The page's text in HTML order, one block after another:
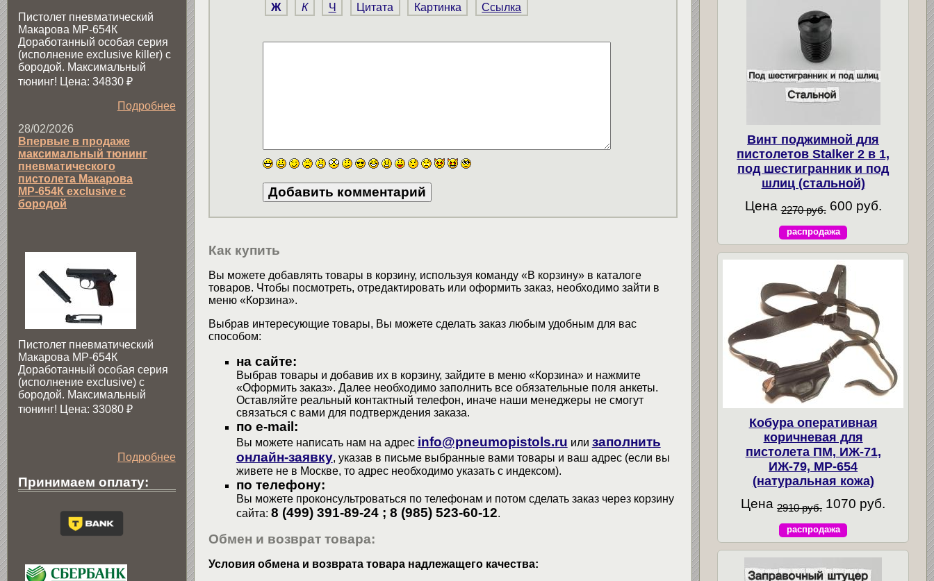
Ж К Ч Цитата Картинка Ссылка
Как купить
Вы можете добавлять товары в корзину, используя команду «В корзину» в каталоге
товаров. Чтобы посмотреть, отредактировать или оформить заказ, необходимо зайти в
меню «Корзина».
Выбрав интересующие товары, Вы можете сделать заказ любым удобным для вас
способом:
на сайте:
Выбрав товары и добавив их в корзину, зайдите в меню «Корзина» и нажмите
«Оформить заказ». Далее необходимо заполнить все обязательные поля анкеты.
Оставляйте реальный контактный телефон, иначе наши менеджеры не смогут
связаться с вами для подтверждения заказа.
по e-mail:
Вы можете написать нам на адрес info@pneumopistols.ru или заполнить
онлайн-заявку, указав в письме выбранные вами товары и ваш адрес (если вы
живете не в Москве, то адрес необходимо указать с индексом).
по телефону:
Вы можете проконсультроваться по телефонам и потом сделать заказ через корзину
сайта: 8 (499) 391-89-24 ; 8 (985) 523-60-12.
Обмен и возврат товара:
Условия обмена и возврата товара надлежащего качества:
Пистолет пневматический
Макарова МР-654К
Доработанный особая серия
(исполнение exclusive killer) с
бородой. Максимальный
тюнинг! Цена: 34830 ₽
Подробнее
28/02/2026
Впервые в продаже
максимальный тюнинг
пневматического
пистолета Макарова
МР-654К exclusive с
бородой
Пистолет пневматический
Макарова МР-654К
Доработанный особая серия
(исполнение exclusive) c
бородой. Максимальный
тюнинг! Цена: 33080 ₽
Подробнее
Принимаем оплату:
Винт поджимной для
пистолетов Stalker 2 в 1,
под шестигранник и под
шлиц (стальной)
Цена 2270 руб. 600 руб.
распродажа
Кобура оперативная
коричневая для
пистолета ПМ, ИЖ-71,
ИЖ-79, МР-654
(натуральная кожа)
Цена 2910 руб. 1070 руб.
распродажа